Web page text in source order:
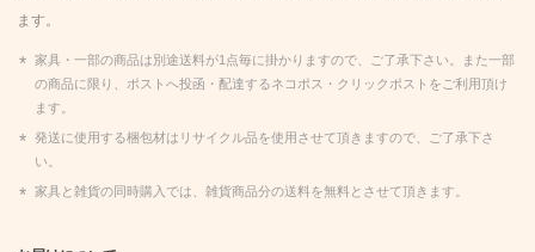
ます。
家具・一部の商品は別途送料が1点毎に掛かりますので、ご了承下さい。また一部
の商品に限り、ポストへ投函・配達するネコポス・クリックポストをご利用頂け
ます。
発送に使用する梱包材はリサイクル品を使用させて頂きますので、ご了承下さ
い。
家具と雑貨の同時購入では、雑貨商品分の送料を無料とさせて頂きます。